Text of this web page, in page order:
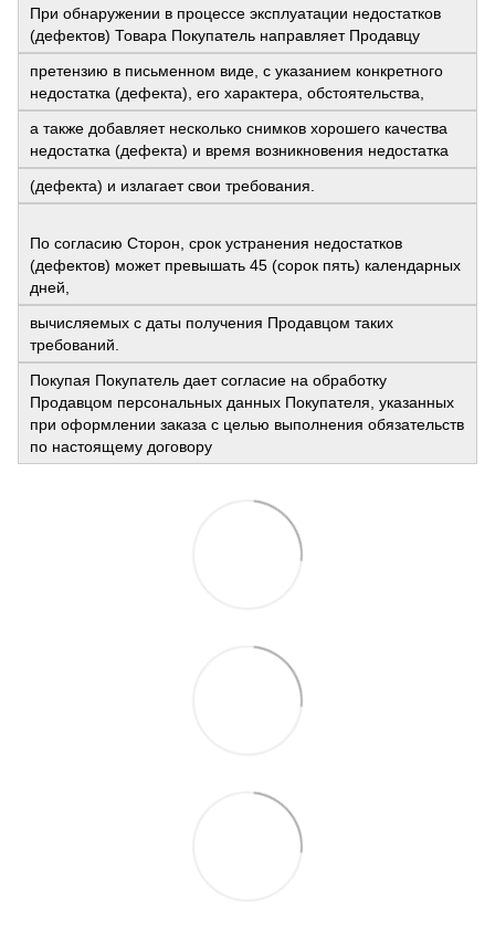
При обнаружении в процессе эксплуатации недостатков
(дефектов) Товара Покупатель направляет Продавцу
претензию в письменном виде, с указанием конкретного
недостатка (дефекта), его характера, обстоятельства,
а также добавляет несколько снимков хорошего качества
недостатка (дефекта) и время возникновения недостатка
(дефекта) и излагает свои требования.
По согласию Сторон, срок устранения недостатков
(дефектов) может превышать 45 (сорок пять) календарных
дней,
вычисляемых с даты получения Продавцом таких
требований.
Покупая Покупатель дает согласие на обработку
Продавцом персональных данных Покупателя, указанных
при оформлении заказа с целью выполнения обязательств
по настоящему договору